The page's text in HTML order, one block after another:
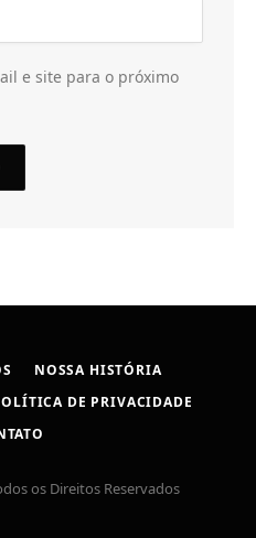
e site para o próximo
NOSSA HISTÓRIA
DE PRIVACIDADE
os Direitos Reservados